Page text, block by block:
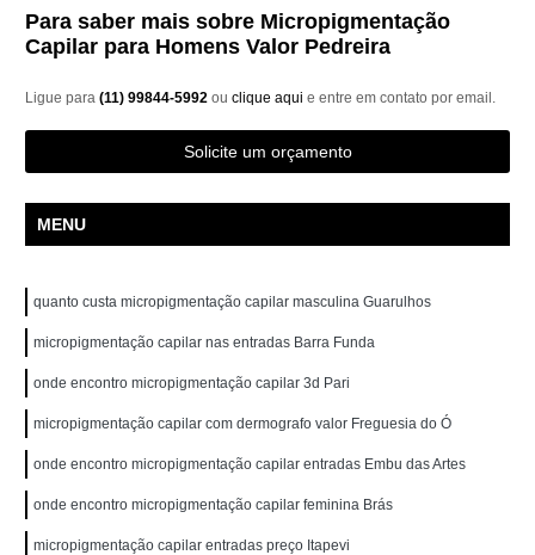
Para saber mais sobre Micropigmentação
Capilar para Homens Valor Pedreira
Ligue para(11) 99844-5992ouclique aqui e entre em contato por email.
Solicite um orçamento
MENU
quanto custa micropigmentação capilar masculina Guarulhos
micropigmentação capilar nas entradas Barra Funda
onde encontro micropigmentação capilar 3d Pari
micropigmentação capilar com dermografo valor Freguesia do Ó
onde encontro micropigmentação capilar entradas Embu das Artes
onde encontro micropigmentação capilar feminina Brás
micropigmentação capilar entradas preço Itapevi